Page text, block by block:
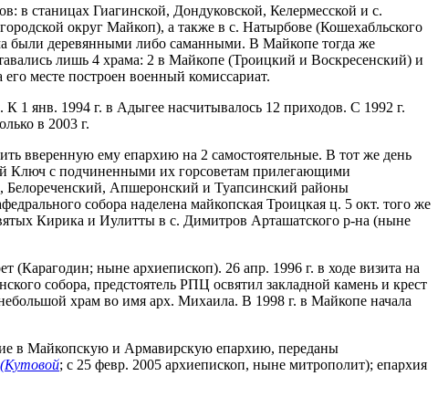
в станицах Гиагинской, Дондуковской, Келермесской и с.
округ Майкоп), а также в с. Натырбове (Кошехабльского
были деревянными либо саманными. В Майкопе тогда же
лишь 4 храма: 2 в Майкопе (Троицкий и Воскресенский) и
месте построен военный комиссариат.
1 янв. 1994 г. в Адыгее насчитывалось 12 приходов. С 1992 г.
в 2003 г.
вверенную ему епархию на 2 самостоятельные. В тот же день
Ключ с подчиненными их горсоветам прилегающими
Белореченский, Апшеронский и Туапсинский районы
собора наделена майкопская Троицкая ц. 5 окт. того же
Кирика и Иулитты в с. Димитров Арташатского р-на (ныне
(Карагодин; ныне архиепископ). 26 апр. 1996 г. в ходе визита на
собора, предстоятель РПЦ освятил закладной камень и крест
храм во имя арх. Михаила. В 1998 г. в Майкопе начала
в Майкопскую и Армавирскую епархию, переданы
; с 25 февр. 2005 архиепископ, ныне митрополит); епархия